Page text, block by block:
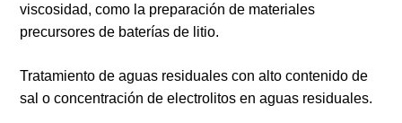
viscosidad, como la preparación de materiales
precursores de baterías de litio.
Tratamiento de aguas residuales con alto contenido de
sal o concentración de electrolitos en aguas residuales.